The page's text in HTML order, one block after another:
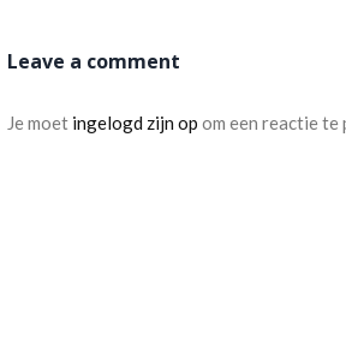
Leave a comment
Je moet ingelogd zijn op om een reactie te